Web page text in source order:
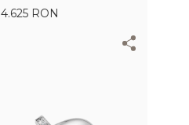
4.625 RON